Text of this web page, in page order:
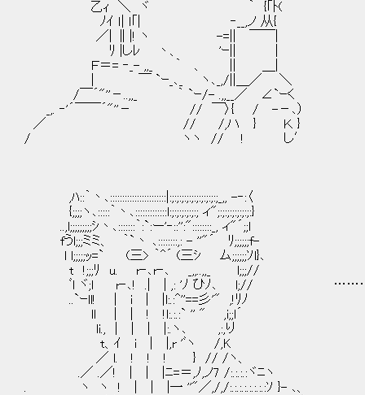
乙ｨ ＼ ヾ ｀ {｢ﾄ( ――なあ、ひとつ
ﾉｲ ｌ| ｌ｢| ‐__,ノ 从{
／| ∥|! ヽ -=|| ￣￣| この「あかねモー
ﾘ |しﾚ 丶、 'ｰ|| |
Ｆ＝= ‐_- ,,_ ｀ 、 || ＿|
| ￣ `ｰ_､_ ヽ､_,/||＿／ ＼
/￣´"''－..,,_ ｀ `ｰ/- .,,__／ ∠`ｰく
_,. ‐'´￣￣´"''－ // ￣〉{ / -－､）
／ // /,ハ } Ｋ }
/ ヽヽ // ! し′
,ﾊ::｀丶､:::::::::::::::::::::::|:;:;:;:;:;:;:;:;:;:;_,, -‐:〈
{;;;;ヽ､:::::｀丶､:::::::::::::l:;:;:;:;:;:; ィ";:;:;:;:;:;:;:}
..,l;;;;;;;;;ｼ丶､:::::::｀:`:ー'‐::'':"::::::::_, ィ"´;;l
fうl;;;ミミ、 ｀`丶 ､::::::::,: - ''"´ ﾘ;;;;;;f-
l l;;;;;ｯ=` (三> ｀^´ (三ｼ ム;;;;;;ｿl}､
t !;;;ﾘ u. r‐､r‐､ _,,..,,_ l;;;//
ﾞl ヾ;l r‐､! .| | ,: 'ﾉ ひﾉ､ l;//
..`ｰll! | i | |l:.:^''==彡'" ,!ﾘﾉ
ll | | ! !l:.:.:` '' " ,i;;l´
li., | | | |:.ヽ､ ,:,り
t、ｲ i | |,r 'ﾞヽ /,K
／ l. ! ! ! } // /ヽ、
.／ .／! | | |ﾆ=＝,ﾉ,ノ7 /:.:.:.:ヾﾆヽ
. ヽ ヽ ! | | |一 ''"／,/,/:.:.:.:.:.:.:.:ｿ }- ､、